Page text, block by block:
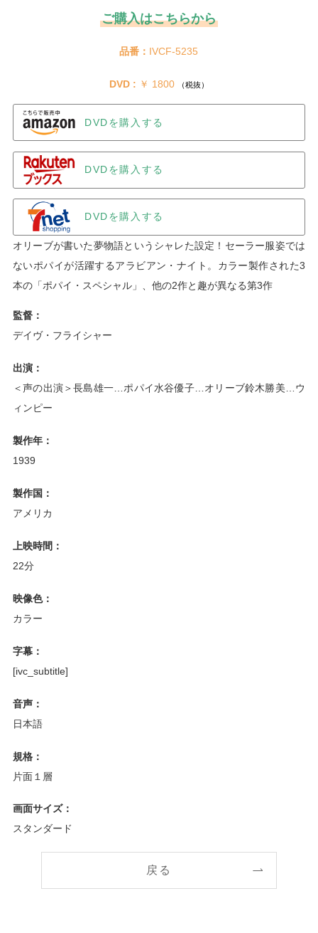
ご購入はこちらから
品番： IVCF-5235
DVD : ￥ 1800 （税抜）
DVDを購入する
DVDを購入する
DVDを購入する
オリーブが書いた夢物語というシャレた設定！セーラー服姿では
ないポパイが活躍するアラビアン・ナイト。カラー製作された3
本の「ポパイ・スペシャル」、他の2作と趣が異なる第3作
監督：
デイヴ・フライシャー
出演：
＜声の出演＞長島雄一…ポパイ水谷優子…オリーブ鈴木勝美…ウ
ィンピー
製作年：
1939
製作国：
アメリカ
上映時間：
22分
映像色：
カラー
字幕：
[ivc_subtitle]
音声：
日本語
規格：
片面１層
画面サイズ：
スタンダード
戻る